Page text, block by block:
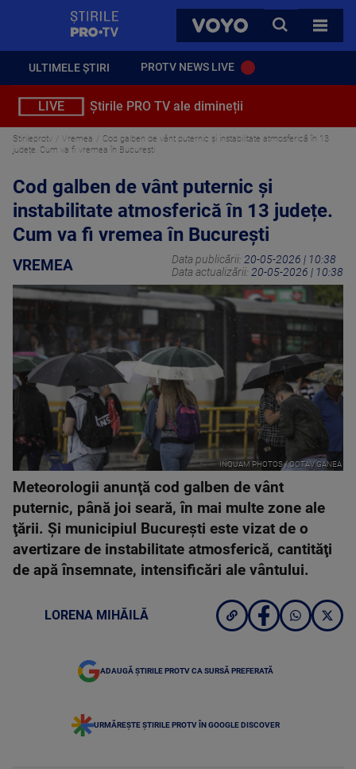
VOYO
CAUTA
TOATE
ULTIMELE ȘTIRI PROTV NEWS LIVE
LIVE Știrile PRO TV ale dimineții
Stirileprotv Vremea
Cod galben de vânt puternic și instabilitate atmosferică în 13
județe. Cum va fi vremea în București
Cod galben de vânt puternic și
instabilitate atmosferică în 13 județe.
Cum va fi vremea în București
VREMEA Data publicării: 20-05-2026 | 10:38
Data actualizării: 20-05-2026 | 10:38
INQUAM PHOTOS / OCTAV GANEA
Meteorologii anunţă cod galben de vânt
puternic, până joi seară, în mai multe zone ale
ţării. Şi municipiul Bucureşti este vizat de o
avertizare de instabilitate atmosferică, cantităţi
de apă însemnate, intensificări ale vântului.
LORENA MIHĂILĂ
ADAUGĂ ȘTIRILE PROTV CA SURSĂ PREFERATĂ
URMĂREȘTE ȘTIRILE PROTV ÎN GOOGLE DISCOVER